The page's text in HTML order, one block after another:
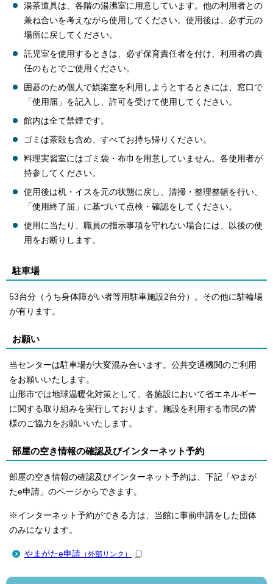
湯茶道具は、各階の湯沸室に用意しています。他の利用者との
兼ね合いを考えながら使用してください。使用後は、必ず元の
場所に戻してください。
託児室を使用するときは、必ず保育責任者を付け、利用者の責
任のもとでご使用ください。
囲碁のため個人で娯楽室を利用しようとするときには、窓口で
「使用届」を記入し、許可を受けて使用してください。
館内は全て禁煙です。
ゴミは茶殻も含め、すべてお持ち帰りください。
料理実習室にはゴミ袋・布巾を用意していません。各使用者が
持参してください。
使用後は机・イスを元の状態に戻し、清掃・整理整頓を行い、
「使用終了届」に基づいて点検・確認をしてください。
使用に当たり、職員の指示事項を守れない場合には、以後の使
用をお断りします。
駐車場
53台分（うち身体障がい者等用駐車施設2台分）。その他に駐輪場
が有ります。
お願い
当センターは駐車場が大変混み合います。公共交通機関のご利用
をお願いいたします。
山形市では地球温暖化対策として、各施設において省エネルギー
に関する取り組みを実行しております。施設を利用する市民の皆
様のご協力をお願いいたします。
部屋の空き情報の確認及びインターネット予約
部屋の空き情報の確認及びインターネット予約は、下記「やまが
たe申請」のページからできます。
※インターネット予約ができる方は、当館に事前申請をした団体
のみになります。
やまがたe申請 （外部リンク）